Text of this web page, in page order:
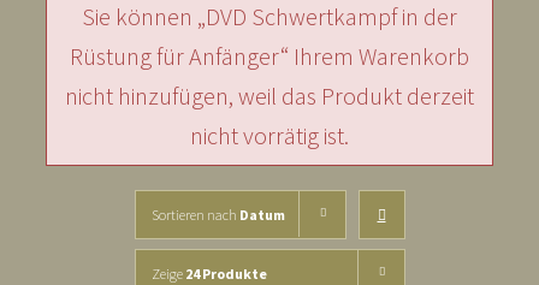
Sie können „DVD Schwertkampf in der
Rüstung für Anfänger“ Ihrem Warenkorb
nicht hinzufügen, weil das Produkt derzeit
nicht vorrätig ist.
Sortieren nach Datum
Zeige 24 Produkte